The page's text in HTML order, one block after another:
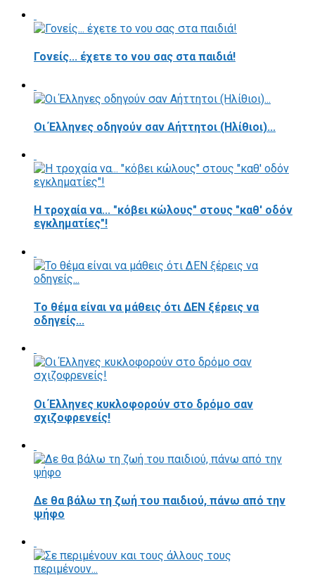
Γονείς... έχετε το νου σας στα παιδιά!
Οι Έλληνες οδηγούν σαν Αήττητοι (Ηλίθιοι)...
Η τροχαία να... "κόβει κώλους" στους "καθ' οδόν
εγκληματίες"!
Το θέμα είναι να μάθεις ότι ΔΕΝ ξέρεις να
οδηγείς...
Οι Έλληνες κυκλοφορούν στο δρόμο σαν
σχιζοφρενείς!
Δε θα βάλω τη ζωή του παιδιού, πάνω από την
ψήφο